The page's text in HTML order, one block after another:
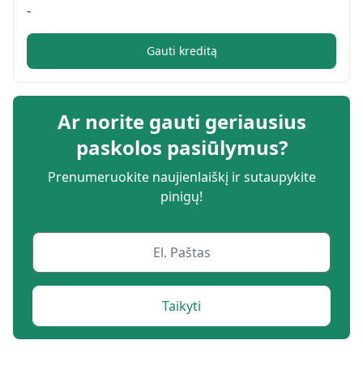
-
Gauti kreditą
Ar norite gauti geriausius
paskolos pasiūlymus?
Prenumeruokite naujienlaiškį ir sutaupykite
pinigų!
Taikyti